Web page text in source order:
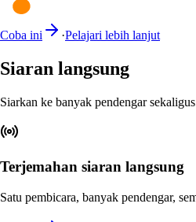
Coba ini ·Pelajari lebih lanjut
Siaran langsung
Siarkan ke banyak pendengar
Terjemahan siaran langsung
Satu pembicara, banyak pendengar,